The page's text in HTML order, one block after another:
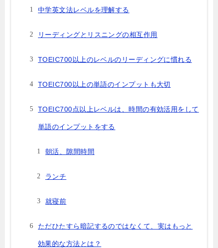
中学英文法レベルを理解する
リーディングとリスニングの相互作用
TOEIC700以上のレベルのリーディングに慣れる
TOEIC700以上の単語のインプットも大切
TOEIC700点以上レベルは、時間の有効活用をして
単語のインプットをする
朝活、隙間時間
ランチ
就寝前
ただひたすら暗記するのではなくて、実はもっと
効果的な方法とは？